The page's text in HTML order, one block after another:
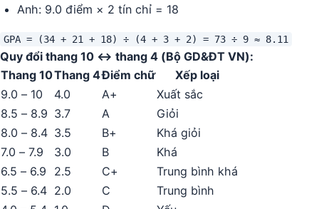
Anh: 9.0 điểm × 2 tín chỉ = 18
GPA = (34 + 21 + 18) ÷ (4 + 3 + 2) = 73 ÷ 9 ≈ 8.11
Quy đổi thang 10 ↔ thang 4 (Bộ GD&ĐT VN):
Thang 10Thang 4Điểm chữ
Xếp loại
9.0 – 10
4.0 A+
Xuất sắc
8.5 – 8.9 3.7 A
Giỏi
8.0 – 8.4 3.5 B+
Khá giỏi
7.0 – 7.9
3.0 B
Khá
6.5 – 6.9
2.5 C+
Trung bình khá
5.5 – 6.4 2.0 C
Trung bình